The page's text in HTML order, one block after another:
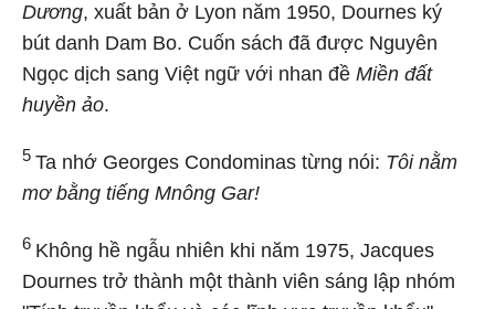
Dương, xuất bản ở Lyon năm 1950, Dournes ký
bút danh Dam Bo. Cuốn sách đã được Nguyên
Ngọc dịch sang Việt ngữ với nhan đề Miền đất
huyền ảo.
5 Ta nhớ Georges Condominas từng nói: Tôi nằm
mơ bằng tiếng Mnông Gar!
6 Không hề ngẫu nhiên khi năm 1975, Jacques
Dournes trở thành một thành viên sáng lập nhóm